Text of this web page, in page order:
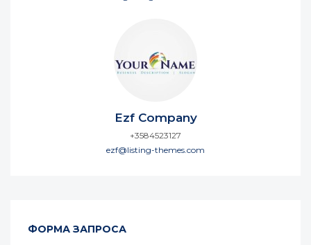
Ezf Company
+3584523127
ezf@listing-themes.com
ФОРМА ЗАПРОСА